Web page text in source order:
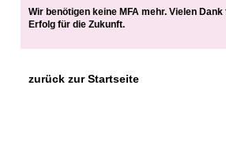
Wir benötigen keine MFA mehr. Vielen
Erfolg für die Zukunft.
zurück zur Startseite